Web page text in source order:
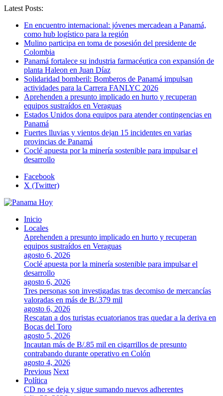
Latest Posts:
En encuentro internacional: jóvenes mercadean a Panamá,
como hub logístico para la región
Mulino participa en toma de posesión del presidente de
Colombia
Panamá fortalece su industria farmacéutica con expansión de
planta Haleon en Juan Díaz
Solidaridad bomberil: Bomberos de Panamá impulsan
actividades para la Carrera FANLYC 2026
Aprehenden a presunto implicado en hurto y recuperan
equipos sustraídos en Veraguas
Estados Unidos dona equipos para atender contingencias en
Panamá
Fuertes lluvias y vientos dejan 15 incidentes en varias
provincias de Panamá
Coclé apuesta por la minería sostenible para impulsar el
desarrollo
Facebook
X (Twitter)
Inicio
Locales
Aprehenden a presunto implicado en hurto y recuperan
equipos sustraídos en Veraguas
agosto 6, 2026
Coclé apuesta por la minería sostenible para impulsar el
desarrollo
agosto 6, 2026
Tres personas son investigadas tras decomiso de mercancías
valoradas en más de B/.379 mil
agosto 6, 2026
Rescatan a dos turistas ecuatorianos tras quedar a la deriva en
Bocas del Toro
agosto 5, 2026
Incautan más de B/.85 mil en cigarrillos de presunto
contrabando durante operativo en Colón
agosto 4, 2026
Previous Next
Política
CD no se deja y sigue sumando nuevos adherentes